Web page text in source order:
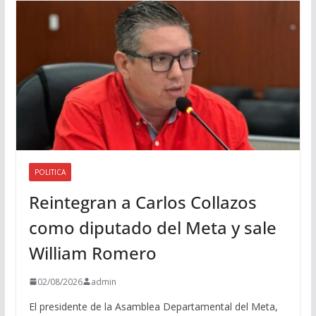
POLITICA
Reintegran a Carlos Collazos
como diputado del Meta y sale
William Romero
02/08/2026 admin
El presidente de la Asamblea Departamental del Meta,